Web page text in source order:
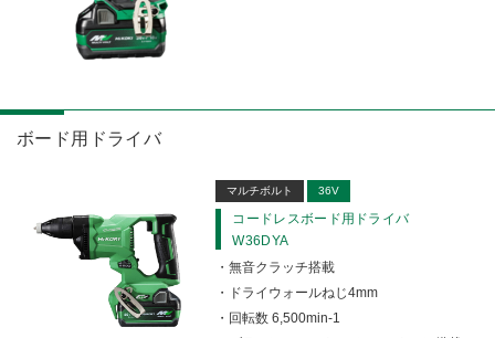
ボード用ドライバ
マルチボルト 36V
コードレスボード用ドライバ
W36DYA
無音クラッチ搭載
ドライウォールねじ4mm
回転数 6,500min-1